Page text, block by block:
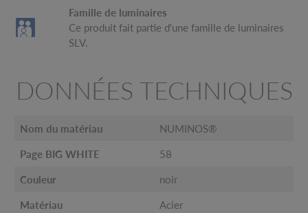
Famille de luminaires
Ce produit fait partie d'une famille de luminaires
SLV.
DONNÉES TECHNIQUES
Nom du matériau NUMINOS®
Page BIG WHITE 58
Couleur noir
Matériau Acier